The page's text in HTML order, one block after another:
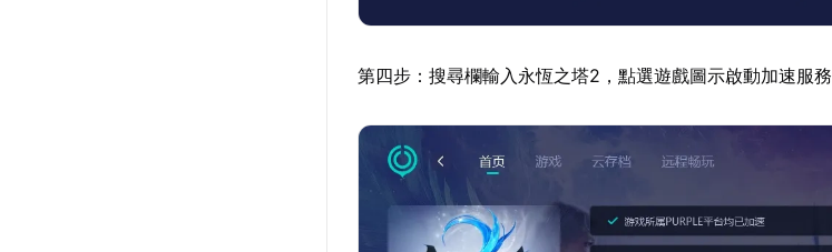
第四步：搜尋欄輸入永恆之塔2，點選遊戲圖示啟動加速服務